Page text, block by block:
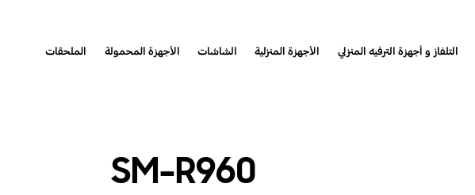
التلفاز و أجهزة الترفيه المنزلي الأجهزة المنزلية الشاشات الأجهزة المحمولة الملحقات
SM-R960